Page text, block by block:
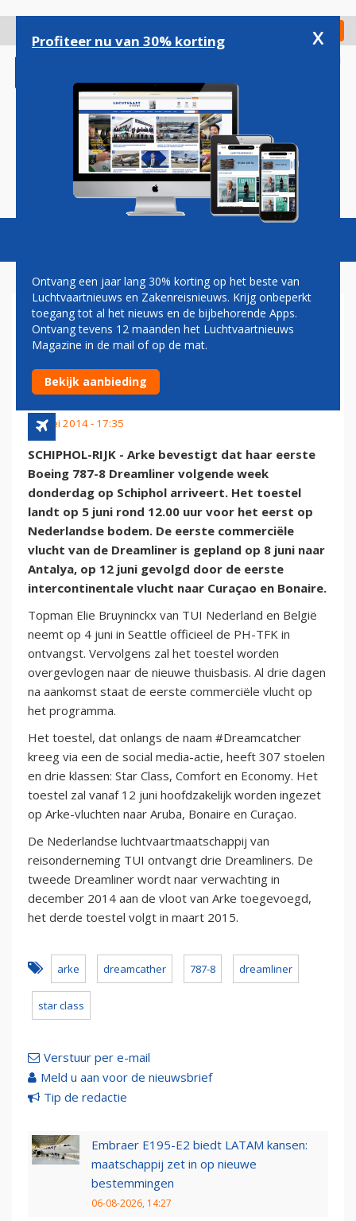
gaan
Check in
Magazine Podcasts Vacatures
ARKE MET BOEING 787
DREAMLINER ALS EERSTE
NAAR ANTALYA
26 mei 2014 - 17:35
SCHIPHOL-RIJK - Arke bevestigt dat haar eerste
Boeing 787-8 Dreamliner volgende week
donderdag op Schiphol arriveert. Het toestel
landt op 5 juni rond 12.00 uur voor het eerst op
Nederlandse bodem. De eerste commerciële
vlucht van de Dreamliner is gepland op 8 juni naar
Antalya, op 12 juni gevolgd door de eerste
intercontinentale vlucht naar Curaçao en Bonaire.
Topman Elie Bruyninckx van TUI Nederland en België
neemt op 4 juni in Seattle officieel de PH-TFK in
ontvangst. Vervolgens zal het toestel worden
overgevlogen naar de nieuwe thuisbasis. Al drie dagen
na aankomst staat de eerste commerciële vlucht op
het programma.
Het toestel, dat onlangs de naam #Dreamcatcher
kreeg via een de social media-actie, heeft 307 stoelen
en drie klassen: Star Class, Comfort en Economy. Het
toestel zal vanaf 12 juni hoofdzakelijk worden ingezet
op Arke-vluchten naar Aruba, Bonaire en Curaçao.
De Nederlandse luchtvaartmaatschappij van
reisonderneming TUI ontvangt drie Dreamliners. De
tweede Dreamliner wordt naar verwachting in
december 2014 aan de vloot van Arke toegevoegd,
het derde toestel volgt in maart 2015.
arke dreamcather 787-8 dreamliner
star class
Verstuur per e-mail
Meld u aan voor de nieuwsbrief
Tip de redactie
Embraer E195-E2 biedt LATAM kansen:
maatschappij zet in op nieuwe
bestemmingen
06-08-2026, 14:27
Profiteer nu van 30% korting x
Ontvang een jaar lang 30% korting op het beste van
Luchtvaartnieuws en Zakenreisnieuws. Krijg onbeperkt
toegang tot al het nieuws en de bijbehorende Apps.
Ontvang tevens 12 maanden het Luchtvaartnieuws
Magazine in de mail of op de mat.
Bekijk aanbieding